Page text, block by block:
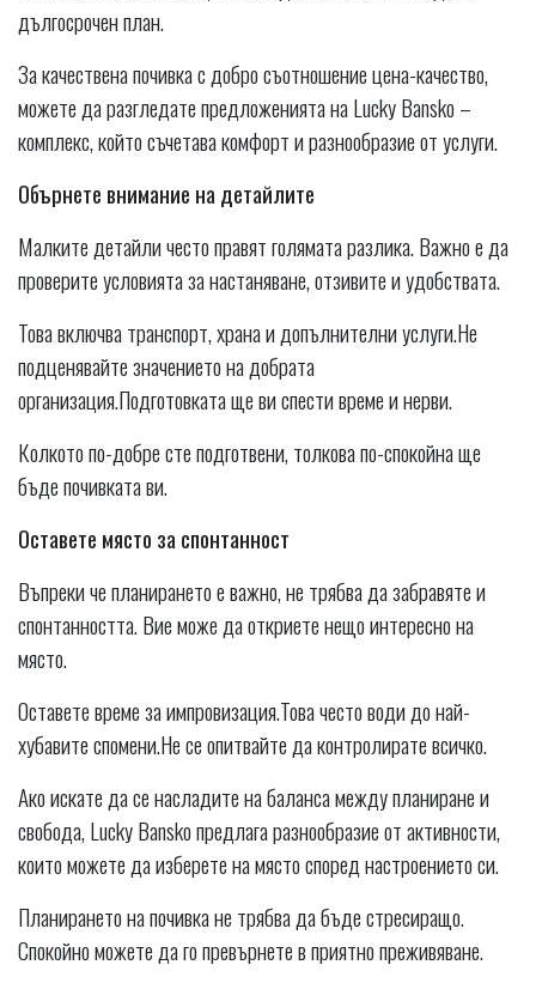
дългосрочен план.
За качествена почивка с добро съотношение цена-качество,
можете да разгледате предложенията на Lucky Bansko –
комплекс, който съчетава комфорт и разнообразие от услуги.
Обърнете внимание на детайлите
Малките детайли често правят голямата разлика. Важно е да
проверите условията за настаняване, отзивите и удобствата.
Това включва транспорт, храна и допълнителни услуги.Не
подценявайте значението на добрата
организация.Подготовката ще ви спести време и нерви.
Колкото по-добре сте подготвени, толкова по-спокойна ще
бъде почивката ви.
Оставете място за спонтанност
Въпреки че планирането е важно, не трябва да забравяте и
спонтанността. Вие може да откриете нещо интересно на
място.
Оставете време за импровизация.Това често води до най-
хубавите спомени.Не се опитвайте да контролирате всичко.
Ако искате да се насладите на баланса между планиране и
свобода, Lucky Bansko предлага разнообразие от активности,
които можете да изберете на място според настроението си.
Планирането на почивка не трябва да бъде стресиращо.
Спокойно можете да го превърнете в приятно преживяване.